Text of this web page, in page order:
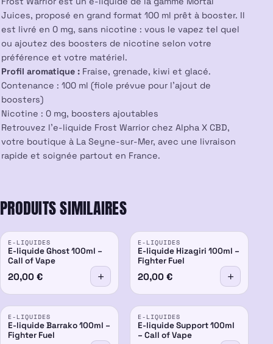
Juices, proposé en grand format 100 ml prêt à booster. Il
est livré en 0 mg, sans nicotine : vous le vapez tel quel
ou ajoutez des boosters de nicotine selon votre
préférence et votre matériel.
Profil aromatique : Fraise, grenade, kiwi et glacé.
Contenance : 100 ml (fiole prévue pour l’ajout de
boosters)
Nicotine : 0 mg, boosters ajoutables
Retrouvez l’e-liquide Frost Warrior chez Alpha X CBD,
votre boutique à La Seyne-sur-Mer, avec une livraison
rapide et soignée partout en France.
PRODUITS SIMILAIRES
E-LIQUIDES
E-liquide Ghost 100ml –
Call of Vape
20,00 €
E-LIQUIDES
E-liquide Hizagiri 100ml –
Fighter Fuel
20,00 €
E-LIQUIDES
E-liquide Barrako 100ml –
Fighter Fuel
E-LIQUIDES
E-liquide Support 100ml
– Call of Vape